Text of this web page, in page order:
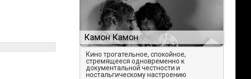
Камон Камон
Кино трогательное, спокойное,
стремящееся одновременно к
документальной честности и
ностальгическому настроению